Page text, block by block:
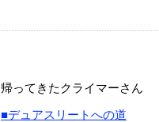
帰ってきたクライマーさん
■デュアスリートへの道